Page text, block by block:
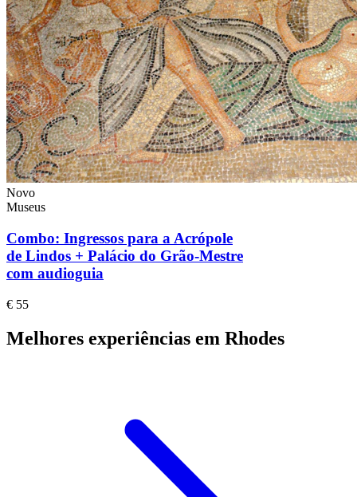
Novo
Museus
Combo: Ingressos para a Acrópole
de Lindos + Palácio do Grão-Mestre
com audioguia
€ 55
Melhores experiências em Rhodes